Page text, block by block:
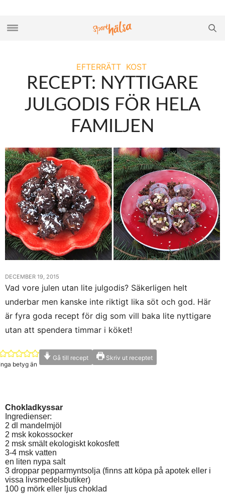
EFTERRÄTT KOST
RECEPT: NYTTIGARE
JULGODIS FÖR HELA
FAMILJEN
DECEMBER 19, 2015
Vad vore julen utan lite julgodis? Säkerligen helt
underbar men kanske inte riktigt lika söt och god. Här
är fyra goda recept för dig som vill baka lite nyttigare
utan att spendera timmar i köket!
betyg än
Gå till recept Skriv ut receptet
Chokladkyssar
Ingredienser:
2 dl mandelmjöl
2 msk kokossocker
2 msk smält ekologiskt kokosfett
3-4 msk vatten
en liten nypa salt
3 droppar pepparmyntsolja (finns att köpa på apotek eller i
vissa livsmedelsbutiker)
100 g mörk eller ljus choklad